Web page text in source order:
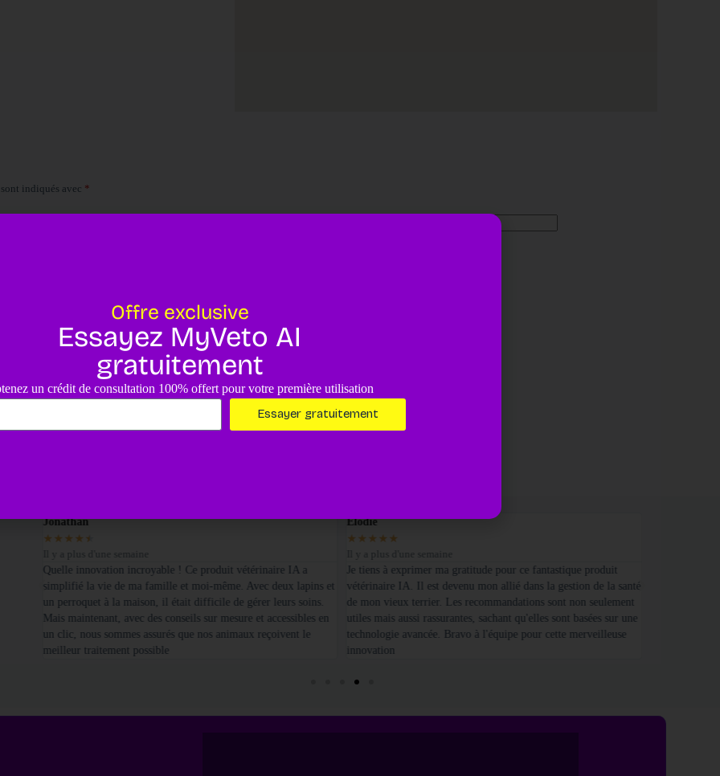
indiqués avec *
navigateur pour mon prochain commentaire.
Jonathan
★ ★ ★ ★ ★
Il y a plus d'une semaine
Quelle innovation incroyable ! Ce produit vétérinaire IA a
simplifié la vie de ma famille et moi-même. Avec deux lapins et
un perroquet à la maison, il était difficile de gérer leurs soins.
Mais maintenant, avec des conseils sur mesure et accessibles en
un clic, nous sommes assurés que nos animaux reçoivent le
meilleur traitement possible
Elodie
★ ★ ★ ★ ★
Il y a plus d'une semaine
Je tiens à exprimer ma gratitude pour ce fantastique produit
vétérinaire IA. Il est devenu mon allié dans la gestion de la santé
de mon vieux terrier. Les recommandations sont non seulement
utiles mais aussi rassurantes, sachant qu'elles sont basées sur une
technologie avancée. Bravo à l'équipe pour cette merveilleuse
innovation
Offre exclusive
Essayez MyVeto AI
gratuitement
un crédit de consultation 100% offert pour votre première utilisation
Essayer gratuitement